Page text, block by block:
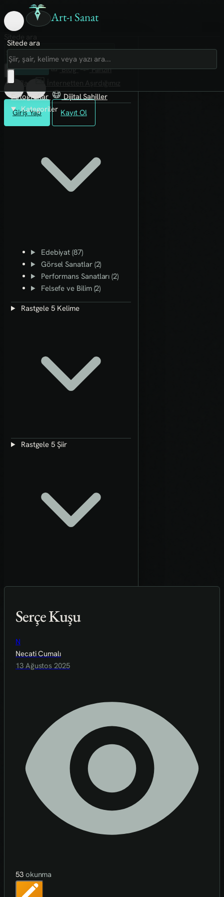
Art-ı Sanat
Giriş Yap Kayıt Ol
Sitede ara
Art-ı Sosyal
İmece
Kütüphane
Blog
Fanzin
Rafları
Fotoğraflar
Dijital Sahiller
Kategoriler
Edebiyat (87)
Görsel Sanatlar (2)
Performans Sanatları (2)
Felsefe ve Bilim (2)
Rastgele 5 Kelime
Rastgele 5 Şiir
Serçe Kuşu
N
Necati Cumalı
13 Ağustos 2025
53 okunma